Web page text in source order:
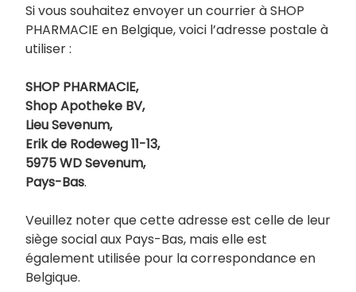
Si vous souhaitez envoyer un courrier à SHOP
PHARMACIE en Belgique, voici l’adresse postale à
utiliser :
SHOP PHARMACIE,
Shop Apotheke BV,
Lieu Sevenum,
Erik de Rodeweg 11-13,
5975 WD Sevenum,
Pays-Bas.
Veuillez noter que cette adresse est celle de leur
siège social aux Pays-Bas, mais elle est
également utilisée pour la correspondance en
Belgique.